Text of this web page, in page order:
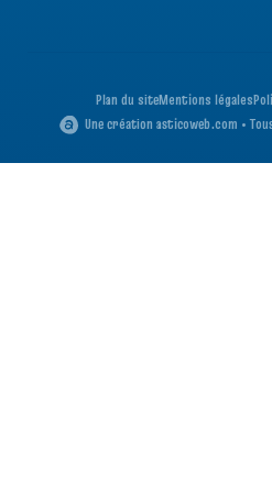
Plan du siteMentions légales
Une création asticoweb.com •